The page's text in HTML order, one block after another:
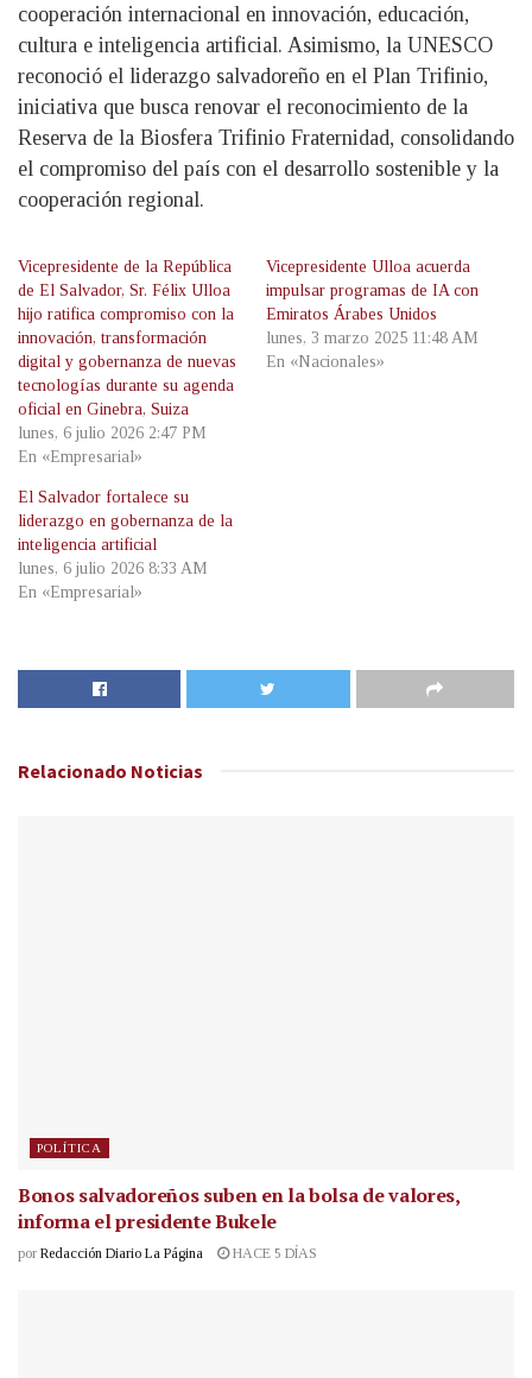
cooperación internacional en innovación, educación,
cultura e inteligencia artificial. Asimismo, la UNESCO
reconoció el liderazgo salvadoreño en el Plan Trifinio,
iniciativa que busca renovar el reconocimiento de la
Reserva de la Biosfera Trifinio Fraternidad, consolidando
el compromiso del país con el desarrollo sostenible y la
cooperación regional.
Vicepresidente de la República
de El Salvador, Sr. Félix Ulloa
hijo ratifica compromiso con la
innovación, transformación
digital y gobernanza de nuevas
tecnologías durante su agenda
oficial en Ginebra, Suiza
lunes, 6 julio 2026 2:47 PM
En «Empresarial»
Vicepresidente Ulloa acuerda
impulsar programas de IA con
Emiratos Árabes Unidos
lunes, 3 marzo 2025 11:48 AM
En «Nacionales»
El Salvador fortalece su
liderazgo en gobernanza de la
inteligencia artificial
lunes, 6 julio 2026 8:33 AM
En «Empresarial»
Relacionado Noticias
POLÍTICA
Bonos salvadoreños suben en la bolsa de valores,
informa el presidente Bukele
por Redacción Diario La Página HACE 5 DÍAS